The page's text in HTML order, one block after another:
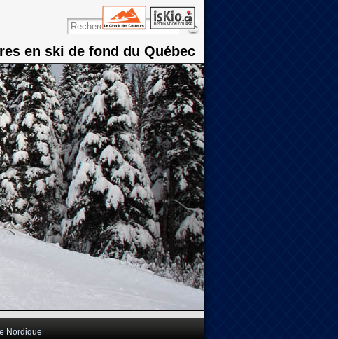
en ski de fond du Québec
Nordique